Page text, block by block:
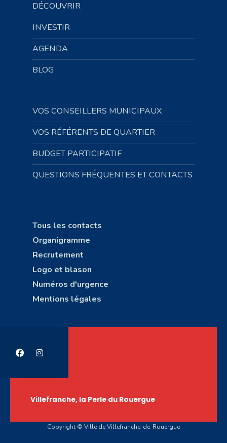
DÉCOUVRIR
INVESTIR
AGENDA
BLOG
VOS CONSEILLERS MUNICIPAUX
VOS RÉFÉRENTS DE QUARTIER
BUDGET PARTICIPATIF
QUESTIONS FRÉQUENTES ET CONTACTS
Tous les contacts
Organigramme
Recrutement
Logo et blason
Numéros d'urgence
Mentions légales
Villefranche, la Perle du Rouergue
Copyright © Ville de Villefranche-de-Rouergue